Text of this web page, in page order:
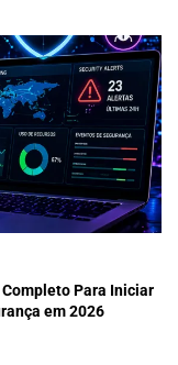
Completo Para Iniciar
em 2026